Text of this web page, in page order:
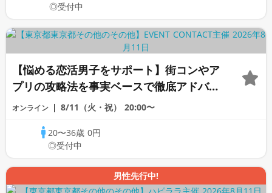
◎受付中
【悩める恋活男子をサポート】街コンやア
プリの攻略法を事実ベースで徹底アドバイ
ス♡もう恋活で迷わない《オンライン恋愛
オンライン 8/11（火・祝） 20:00〜
20〜36歳0円
◎受付中
男性先行中!